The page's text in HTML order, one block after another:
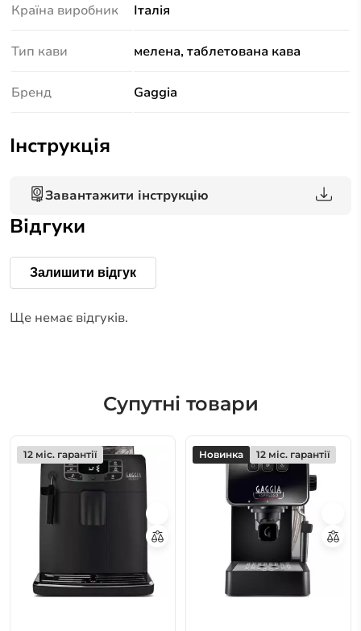
Країна виробник Італія
Тип кави мелена, таблетована кава
Бренд Gaggia
Інструкція
Завантажити інструкцію
Відгуки
Залишити відгук
Ще немає відгуків.
Супутні товари
12 міс. гарантії Новинка 12 міс. гарантії